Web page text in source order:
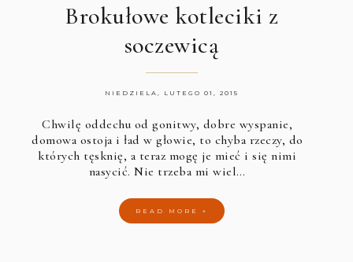
Brokułowe kotleciki z
soczewicą
NIEDZIELA, LUTEGO 01, 2015
Chwilę oddechu od gonitwy, dobre wyspanie,
domowa ostoja i ład w głowie, to chyba rzeczy, do
których tęsknię, a teraz mogę je mieć i się nimi
nasycić. Nie trzeba mi wiel…
READ MORE »